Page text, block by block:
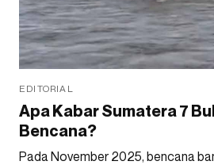
EDITORIAL
Apa Kabar Sumatera 7
Bencana?
Pada November 2025, bencana